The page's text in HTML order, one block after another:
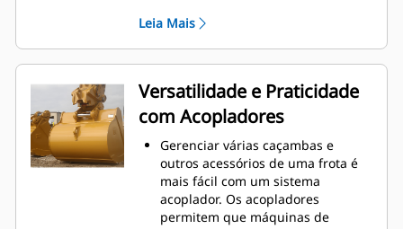
laterais da caçamba mantêm a
alta resistência, especialmente em
áreas que se desgastam muito
Proteja as áreas de grande
desgaste da caçamba que têm
contato com a maioria dos
materiais com as Ferramentas de
Penetração no Solo (GET, Ground
Engaging Tools) Cat
Obtenha maior produção em
aplicações complexas, penetração
mais fácil em pilhas e tempos de
Leia Mais
Versatilidade e Praticidade
com Acopladores
Gerenciar várias caçambas e
outros acessórios de uma frota é
mais fácil com um sistema
acoplador. Os acopladores
permitem que máquinas de